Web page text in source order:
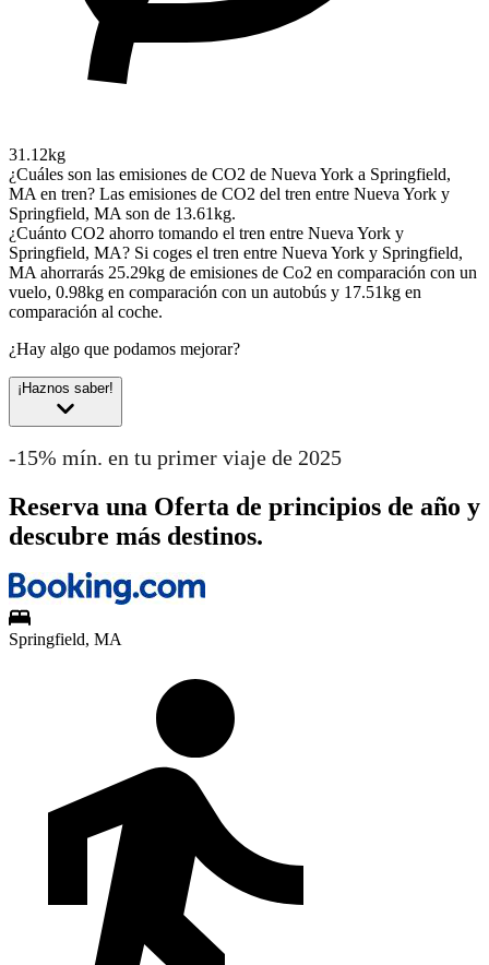
31.12kg
¿Cuáles son las emisiones de CO2 de Nueva York a Springfield,
MA en tren? Las emisiones de CO2 del tren entre Nueva York y
Springfield, MA son de 13.61kg.
¿Cuánto CO2 ahorro tomando el tren entre Nueva York y
Springfield, MA? Si coges el tren entre Nueva York y Springfield,
MA ahorrarás 25.29kg de emisiones de Co2 en comparación con un
vuelo, 0.98kg en comparación con un autobús y 17.51kg en
comparación al coche.
¿Hay algo que podamos mejorar?
¡Haznos saber!
-15% mín. en tu primer viaje de 2025
Reserva una Oferta de principios de año y
descubre más destinos.
Springfield, MA